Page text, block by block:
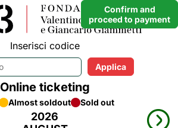
Inserisci codice
Online ticketing
Almost soldout Sold out
2026
Confirm and
proceed to payment